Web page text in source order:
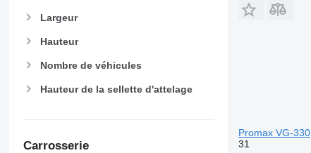
Largeur
Hauteur
Nombre de véhicules
Hauteur de la sellette d'attelage
Carrosserie
Promax VG-330
31